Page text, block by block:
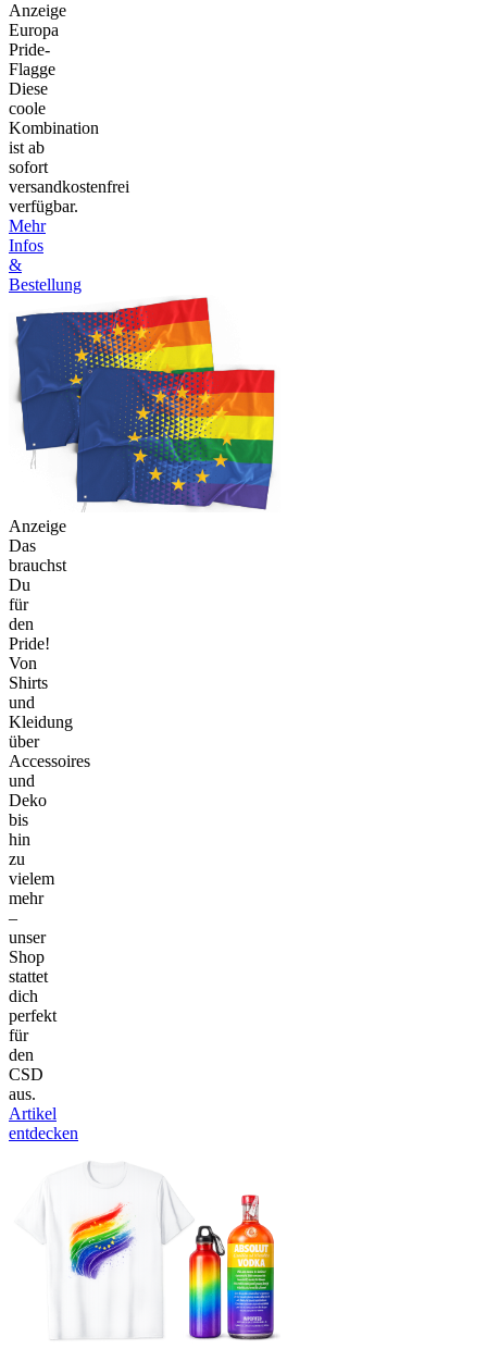
Anzeige
Europa
Pride-
Flagge
Diese
coole
Kombination
ist ab
sofort
versandkostenfrei
verfügbar.
Mehr
Infos
&
Bestellung
Anzeige
Das
brauchst
Du
für
den
Pride!
Von
Shirts
und
Kleidung
über
Accessoires
und
Deko
bis
hin
zu
vielem
mehr
–
unser
Shop
stattet
dich
perfekt
für
den
CSD
aus.
Artikel
entdecken